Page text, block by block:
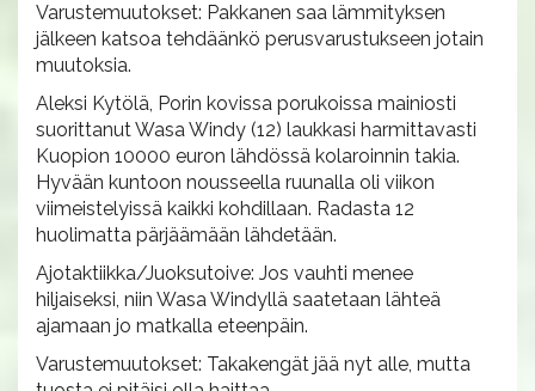
Varustemuutokset: Pakkanen saa lämmityksen
jälkeen katsoa tehdäänkö perusvarustukseen jotain
muutoksia.
Aleksi Kytölä, Porin kovissa porukoissa mainiosti
suorittanut Wasa Windy (12) laukkasi harmittavasti
Kuopion 10000 euron lähdössä kolaroinnin takia.
Hyvään kuntoon nousseella ruunalla oli viikon
viimeistelyissä kaikki kohdillaan. Radasta 12
huolimatta pärjäämään lähdetään.
Ajotaktiikka/Juoksutoive: Jos vauhti menee
hiljaiseksi, niin Wasa Windyllä saatetaan lähteä
ajamaan jo matkalla eteenpäin.
Varustemuutokset: Takakengät jää nyt alle, mutta